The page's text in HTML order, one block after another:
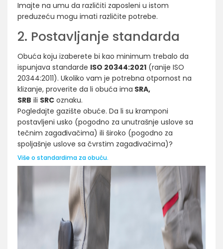
Imajte na umu da različiti zaposleni u istom
preduzeću mogu imati različite potrebe.
2. Postavljanje standarda
Obuća koju izaberete bi kao minimum trebalo da
ispunjava standarde ISO 20344:2021 (ranije ISO
20344:2011). Ukoliko vam je potrebna otpornost na
klizanje, proverite da li obuća ima SRA,
SRB ili SRC oznaku.
Pogledajte gazište obuće. Da li su kramponi
postavljeni usko (pogodno za unutrašnje uslove sa
tečnim zagađivačima) ili široko (pogodno za
spoljašnje uslove sa čvrstim zagađivačima)?
Više o standardima za obuću.